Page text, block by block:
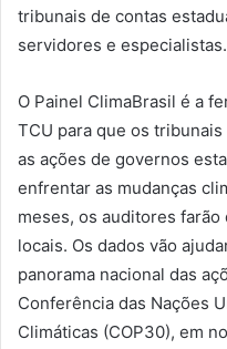
tribunais de contas
servidores e especialistas.
O Painel ClimaBrasil é a
TCU para que os
as ações de governos
enfrentar as mudanças
meses, os auditores
locais. Os dados vão
panorama nacional das
Conferência das Nações
Climáticas (COP30), em